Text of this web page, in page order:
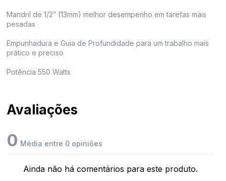
Mandril de 1/2” (13mm) melhor desempenho em tarefas mais
pesadas
Empunhadura e Guia de Profundidade para um trabalho mais
prático e preciso
Potência 550 Watts
Avaliações
0 Média entre 0 opiniões
Ainda não há comentários para este produto.